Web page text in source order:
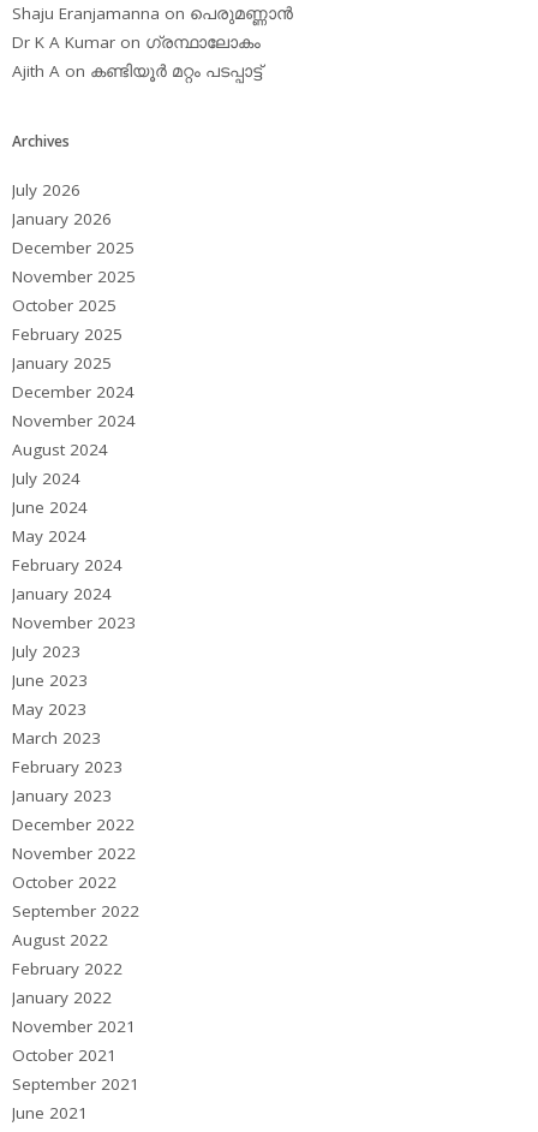
Shaju Eranjamanna on പെരുമണ്ണാന്‍
Dr K A Kumar on ഗ്രന്ഥാലോകം
Ajith A on കണ്ടിയൂര്‍ മറ്റം പടപ്പാട്ട്‌
Archives
July 2026
January 2026
December 2025
November 2025
October 2025
February 2025
January 2025
December 2024
November 2024
August 2024
July 2024
June 2024
May 2024
February 2024
January 2024
November 2023
July 2023
June 2023
May 2023
March 2023
February 2023
January 2023
December 2022
November 2022
October 2022
September 2022
August 2022
February 2022
January 2022
November 2021
October 2021
September 2021
June 2021